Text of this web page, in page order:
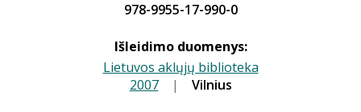
978-9955-17-990-0
Išleidimo duomenys:
Lietuvos aklųjų biblioteka
2007 | Vilnius